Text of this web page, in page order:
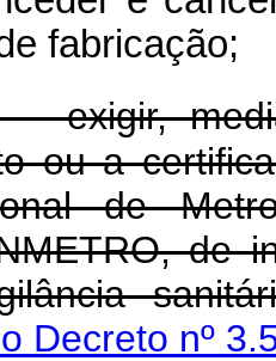
fabricação;
exigir,
ou a
de
de
Decreto nº